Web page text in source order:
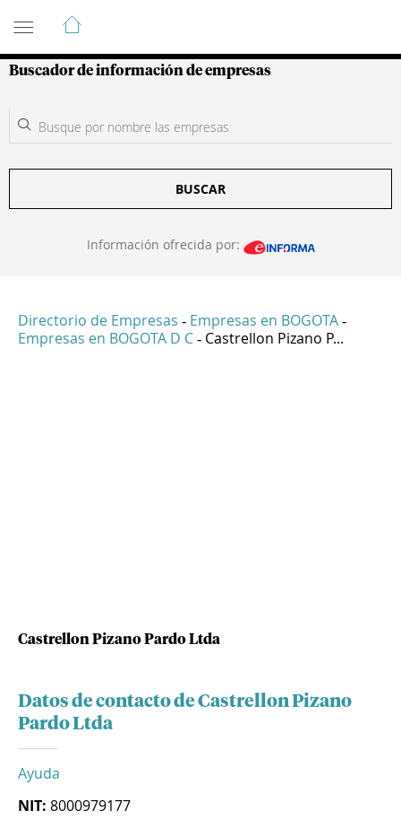
Guía de Empresas Colombianas
Buscador de información de empresas
BUSCAR
Información ofrecida por:
Directorio de Empresas - Empresas en BOGOTA -
Empresas en BOGOTA D C - Castrellon Pizano P...
Castrellon Pizano Pardo Ltda
Datos de contacto de Castrellon Pizano
Pardo Ltda
Ayuda
NIT: 8000979177